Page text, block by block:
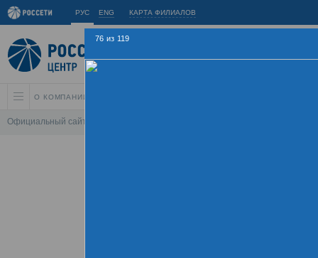
РУС ENG КАРТА ФИЛИАЛОВ
О КОМПАНИИ
Официальный сайт
76 из 119